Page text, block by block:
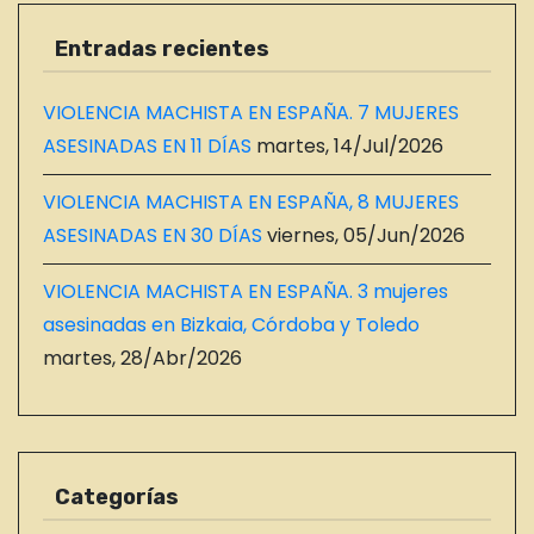
Entradas recientes
VIOLENCIA MACHISTA EN ESPAÑA. 7 MUJERES
ASESINADAS EN 11 DÍAS martes, 14/Jul/2026
VIOLENCIA MACHISTA EN ESPAÑA, 8 MUJERES
ASESINADAS EN 30 DÍAS viernes, 05/Jun/2026
VIOLENCIA MACHISTA EN ESPAÑA. 3 mujeres
asesinadas en Bizkaia, Córdoba y Toledo
martes, 28/Abr/2026
Categorías